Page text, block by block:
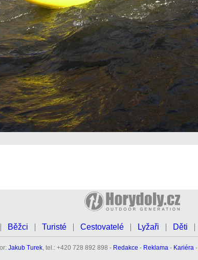
Běžci Turisté Cestovatelé Lyžaři Děti
Jakub Turek, tel.: +420 728 892 898 - Redakce - Reklama - Kariéra -